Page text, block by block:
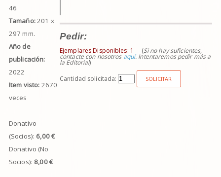
46
Tamaño:201 x
297 mm.
Año de
publicación:
2022
Item visto: 2670
veces
Donativo
(Socios): 6,00 €
Donativo (No
Socios): 8,00 €
Pedir:
Ejemplares Disponibles: 1 (Si no hay suficientes,
contacte con nosotros aquí. Intentaremos pedir más a
la Editorial)
Cantidad solicitada:
SOLICITAR